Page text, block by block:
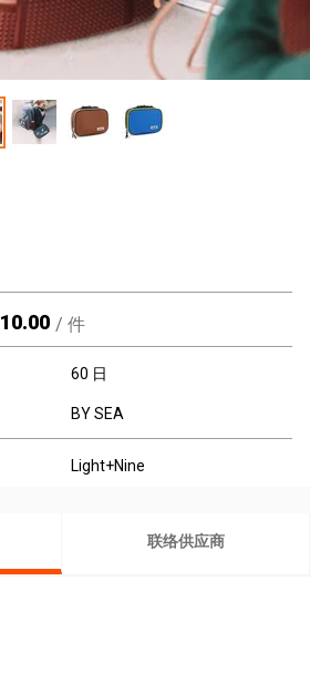
10.00 / 件
60 日
BY SEA
Light+Nine
联络供应商